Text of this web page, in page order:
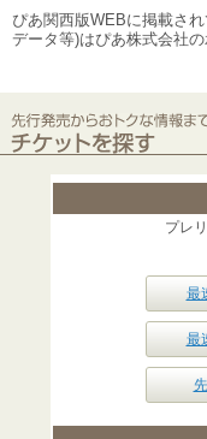
ぴあ関西版WEBに掲載さ
データ等)はぴあ株式会社
プレ
最
最